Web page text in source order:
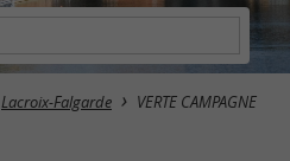
Lacroix-Falgarde VERTE CAMPAGNE